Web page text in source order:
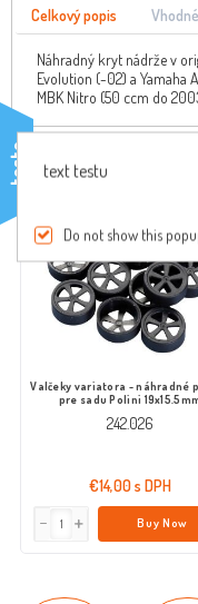
Celkový popis
Náhradný kryt nádrže v
Evolution (-02) a Yamaha
MBK Nitro (50 ccm do
Zákazníci,
Valčeky variatora - náhradné
pre sadu Polini
242.026
€14,00 s DPH
Buy Now
testo text testu
Do not show this